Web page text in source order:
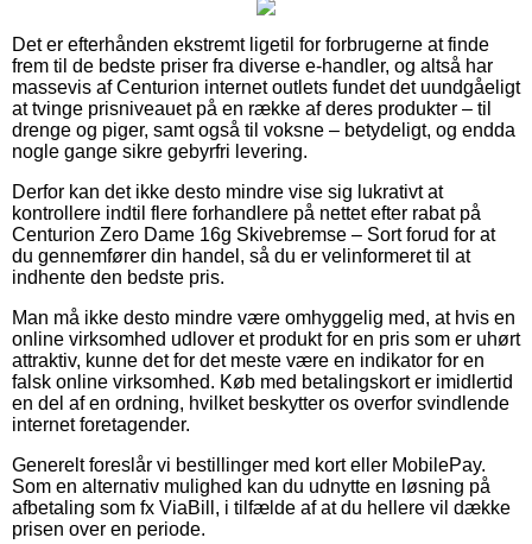
Det er efterhånden ekstremt ligetil for forbrugerne at finde
frem til de bedste priser fra diverse e-handler, og altså har
massevis af Centurion internet outlets fundet det uundgåeligt
at tvinge prisniveauet på en række af deres produkter – til
drenge og piger, samt også til voksne – betydeligt, og endda
nogle gange sikre gebyrfri levering.
Derfor kan det ikke desto mindre vise sig lukrativt at
kontrollere indtil flere forhandlere på nettet efter rabat på
Centurion Zero Dame 16g Skivebremse – Sort forud for at
du gennemfører din handel, så du er velinformeret til at
indhente den bedste pris.
Man må ikke desto mindre være omhyggelig med, at hvis en
online virksomhed udlover et produkt for en pris som er uhørt
attraktiv, kunne det for det meste være en indikator for en
falsk online virksomhed. Køb med betalingskort er imidlertid
en del af en ordning, hvilket beskytter os overfor svindlende
internet foretagender.
Generelt foreslår vi bestillinger med kort eller MobilePay.
Som en alternativ mulighed kan du udnytte en løsning på
afbetaling som fx ViaBill, i tilfælde af at du hellere vil dække
prisen over en periode.